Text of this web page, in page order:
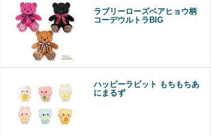
ラブリーローズベアヒョウ柄
コーデウルトラBIG
ハッピーラビット もちもちあ
にまるず